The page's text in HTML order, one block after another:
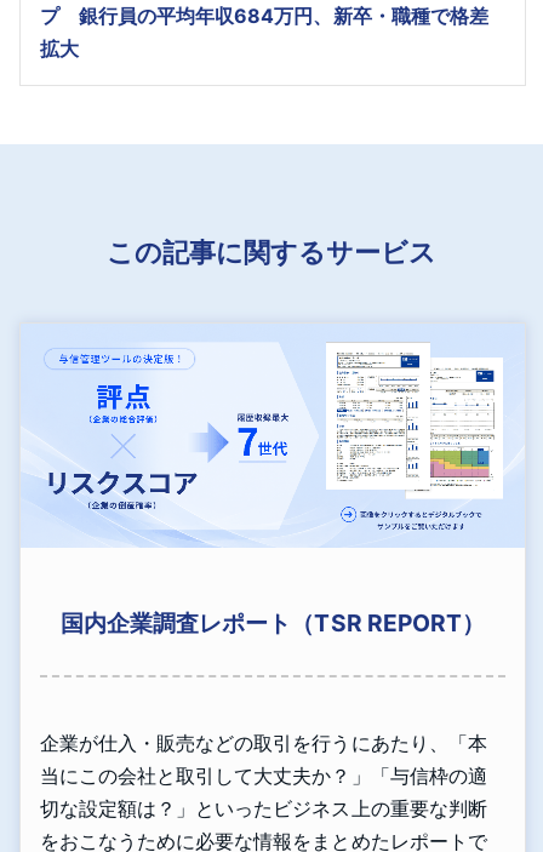
プ 銀行員の平均年収684万円、新卒・職種で格差
拡大
この記事に関するサービス
国内企業調査レポート（TSR REPORT）
企業が仕入・販売などの取引を行うにあたり、「本
当にこの会社と取引して大丈夫か？」「与信枠の適
切な設定額は？」といったビジネス上の重要な判断
をおこなうために必要な情報をまとめたレポートで